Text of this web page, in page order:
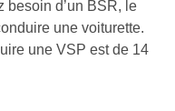
besoin d’un BSR, le
une voiturette.
une VSP est de 14